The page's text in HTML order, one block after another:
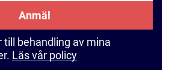
Anmäl
behandling av mina
Läs vår policy